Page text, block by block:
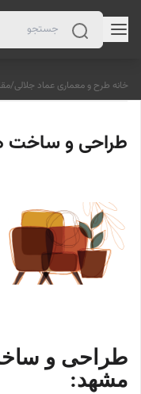
خانه طرح و معماری عماد جلالی/
طراحی و ساخت
طراحی و
مشهد: